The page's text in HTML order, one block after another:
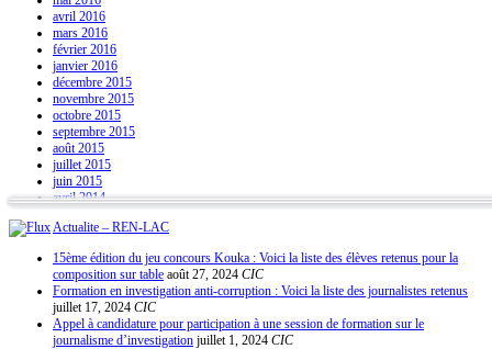
avril 2016
mars 2016
février 2016
janvier 2016
décembre 2015
novembre 2015
octobre 2015
septembre 2015
août 2015
juillet 2015
juin 2015
avril 2014
Actualite – REN-LAC
15ème édition du jeu concours Kouka : Voici la liste des élèves retenus pour la
composition sur table août 27, 2024 CIC
Formation en investigation anti-corruption : Voici la liste des journalistes retenus
juillet 17, 2024 CIC
Appel à candidature pour participation à une session de formation sur le
journalisme d’investigation juillet 1, 2024 CIC